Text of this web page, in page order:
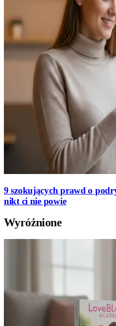
9 szokujących prawd o
nikt ci nie powie
Wyróżnione